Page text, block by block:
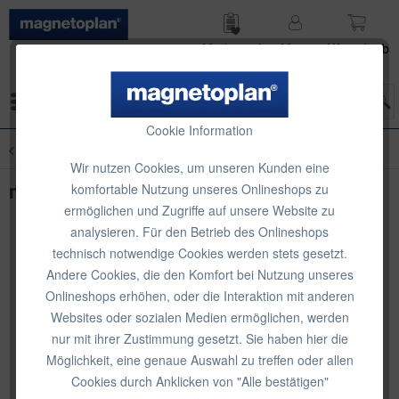
Merk­zettel
Mein
Waren­korb
Cookie Information
Wir nutzen Cookies, um unseren Kunden eine
komfortable Nutzung unseres Onlineshops zu
ermöglichen und Zugriffe auf unsere Website zu
analysieren. Für den Betrieb des Onlineshops
technisch notwendige Cookies werden stets gesetzt.
Andere Cookies, die den Komfort bei Nutzung unseres
Onlineshops erhöhen, oder die Interaktion mit anderen
Websites oder sozialen Medien ermöglichen, werden
nur mit ihrer Zustimmung gesetzt. Sie haben hier die
Möglichkeit, eine genaue Auswahl zu treffen oder allen
Cookies durch Anklicken von "Alle bestätigen"
magnetoplan Raumteiler transparent